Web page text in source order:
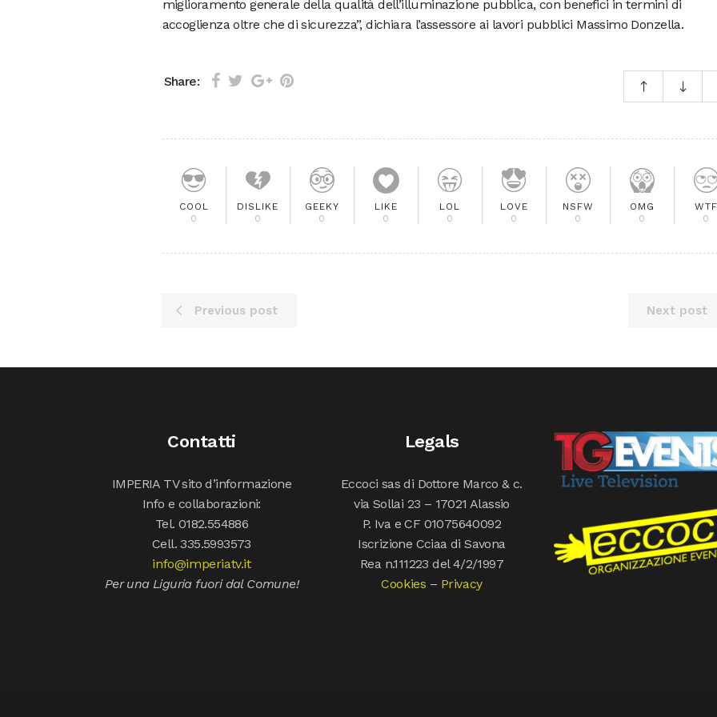
miglioramento generale della qualità dell’illuminazione pubblica, con benefici in termini di
accoglienza oltre che di sicurezza”, dichiara l’assessore ai lavori pubblici Massimo Donzella.
Share:
COOL
0
DISLIKE
0
GEEKY
0
LIKE
0
LOL
0
LOVE
0
NSFW
0
OMG
0
WTF
0
Previous post Next post
Contatti
IMPERIA TV sito d’informazione
Info e collaborazioni:
Tel. 0182.554886
Cell. 335.5993573
info@imperiatv.it
Per una Liguria fuori dal Comune!
Legals
Eccoci sas di Dottore Marco & c.
via Sollai 23 – 17021 Alassio
P. Iva e CF 01075640092
Iscrizione Cciaa di Savona
Rea n.111223 del 4/2/1997
Cookies – Privacy